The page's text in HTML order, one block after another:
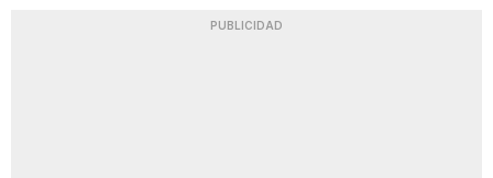
PUBLICIDAD